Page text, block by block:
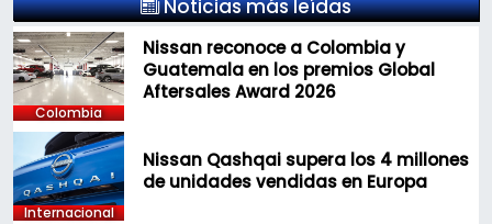
Noticias más leídas
Colombia
Nissan reconoce a Colombia y
Guatemala en los premios Global
Aftersales Award 2026
Internacional
Nissan Qashqai supera los 4 millones
de unidades vendidas en Europa